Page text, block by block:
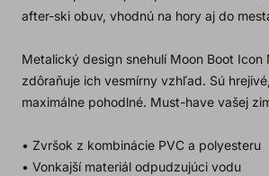
after-ski obuv, vhodnú na hory aj do
Metalický design snehulí Moon Boot Icon
zdôraňuje ich vesmírny vzhľad. Sú
maximálne pohodlné. Must-have vašej
• Zvršok z kombinácie PVC a polyesteru
• Vonkajší materiál odpudzujúci vodu